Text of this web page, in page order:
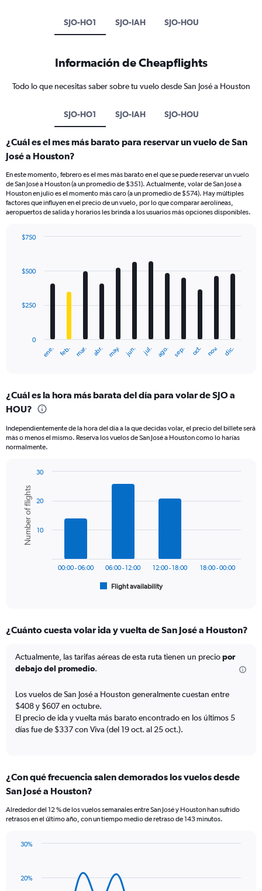
SJO-HO1 SJO-IAH SJO-HOU
Información de Cheapflights
Todo lo que necesitas saber sobre tu vuelo desde San José a Houston
SJO-HO1 SJO-IAH SJO-HOU
¿Cuál es el mes más barato para reservar un vuelo de San
José a Houston?
En este momento, febrero es el mes más barato en el que se puede reservar un vuelo
de San José a Houston (a un promedio de $351). Actualmente, volar de San José a
Houston en julio es el momento más caro (a un promedio de $574). Hay múltiples
factores que influyen en el precio de un vuelo, por lo que comparar aerolíneas,
aeropuertos de salida y horarios les brinda a los usuarios más opciones disponibles.
with
12
The
Range:
12
The
chart
axis
displaying
values.
Range:
ene. feb. mar. abr. may. jun. jul. ago. sep. oct. nov. dic.
0
$250
$500
$750
¿Cuál es la hora más barata del día para volar de SJO a
HOU?
Independientemente de la hora del día a la que decidas volar, el precio del billete será
más o menos el mismo. Reserva los vuelos de San José a Houston como lo harías
normalmente.
chart
with
bars.
The
Range:
categories.
The
has
1
Y
axis
displaying
Range:
0
30.
Chart
graphic.
Number of flights
Flight availability
00:00 - 06:00 06:00 - 12:00 12:00 - 18:00 18:00 - 00:00
10
20
30
¿Cuánto cuesta volar ida y vuelta de San José a Houston?
Actualmente, las tarifas aéreas de esta ruta tienen un preciopor
debajo del promedio.
Los vuelos de San José a Houston generalmente cuestan entre
$408 y $607 en octubre.
El precio de ida y vuelta más barato encontrado en los últimos 5
días fue de $337 con Viva (del 19 oct. al 25 oct.).
¿Con qué frecuencia salen demorados los vuelos desde
San José a Houston?
Alrededor del 12 % de los vuelos semanales entre San José y Houston han sufrido
retrasos en el último año, con un tiempo medio de retraso de 143 minutos.
with
14
20%
30%